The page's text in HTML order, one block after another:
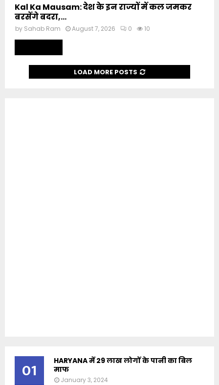
Kal Ka Mausam: देश के इन राज्यों में कल जमकर
बरसेंगे बदरा,...
by Sahab Ram August 7, 2026 0 10
LOAD MORE POSTS
01
HARYANA में 29 लाख लोगों के पानी का बिल
माफ
January 3, 2024